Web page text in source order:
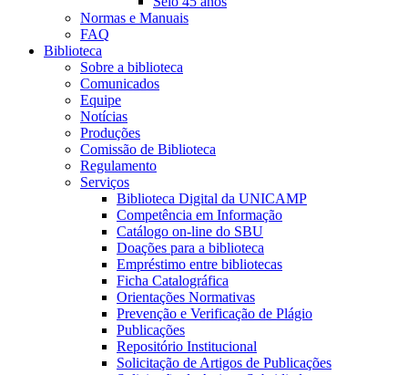
Normas e Manuais
FAQ
Biblioteca
Sobre a biblioteca
Comunicados
Equipe
Notícias
Produções
Comissão de Biblioteca
Regulamento
Serviços
Biblioteca Digital da UNICAMP
Competência em Informação
Catálogo on-line do SBU
Doações para a biblioteca
Empréstimo entre bibliotecas
Ficha Catalográfica
Orientações Normativas
Prevenção e Verificação de Plágio
Publicações
Repositório Institucional
Solicitação de Artigos de Publicações